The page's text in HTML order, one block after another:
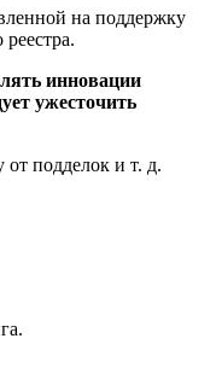
на поддержку
инновации
ужесточить
от подделок и т. д.